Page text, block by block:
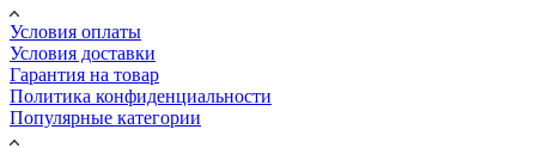
Условия оплаты
Условия доставки
Гарантия на товар
Политика конфиденциальности
Популярные категории